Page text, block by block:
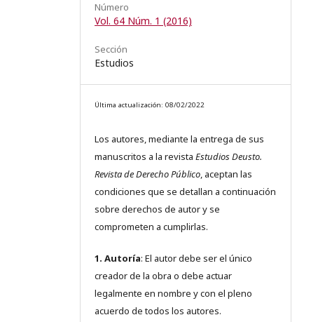
Número
Vol. 64 Núm. 1 (2016)
Sección
Estudios
Última actualización: 08/02/2022
Los autores, mediante la entrega de sus
manuscritos a la revista Estudios Deusto.
Revista de Derecho Público, aceptan las
condiciones que se detallan a continuación
sobre derechos de autor y se
comprometen a cumplirlas.
1. Autoría: El autor debe ser el único
creador de la obra o debe actuar
legalmente en nombre y con el pleno
acuerdo de todos los autores.